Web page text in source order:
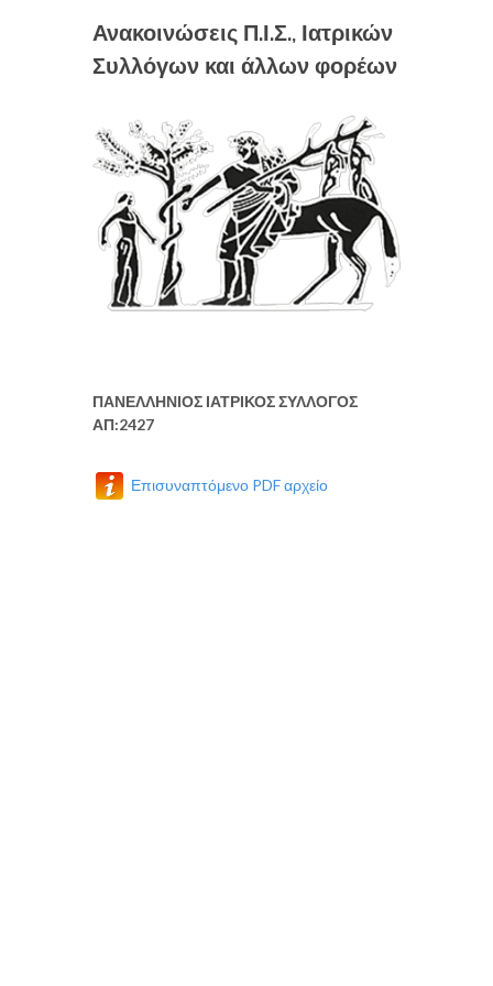
Ανακοινώσεις Π.Ι.Σ., Ιατρικών
Συλλόγων και άλλων φορέων
ΠΑΝΕΛΛΗΝΙΟΣ ΙΑΤΡΙΚΟΣ ΣΥΛΛΟΓΟΣ
ΑΠ:2427
Επισυναπτόμενο PDF αρχείο